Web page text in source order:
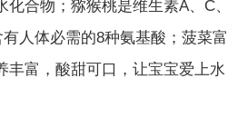
合物；猕猴桃是维生素A、C、
人体必需的8种氨基酸；菠菜富
丰富，酸甜可口，让宝宝爱上水